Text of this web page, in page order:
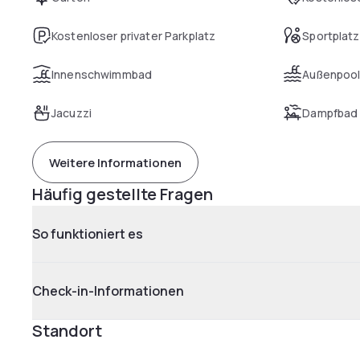
Kostenloser privater Parkplatz Sportplatz
Innenschwimmbad Außenpool
Jacuzzi Dampfbad
Weitere Informationen
Häufig gestellte Fragen
So funktioniert es
Check-in-Informationen
Standort